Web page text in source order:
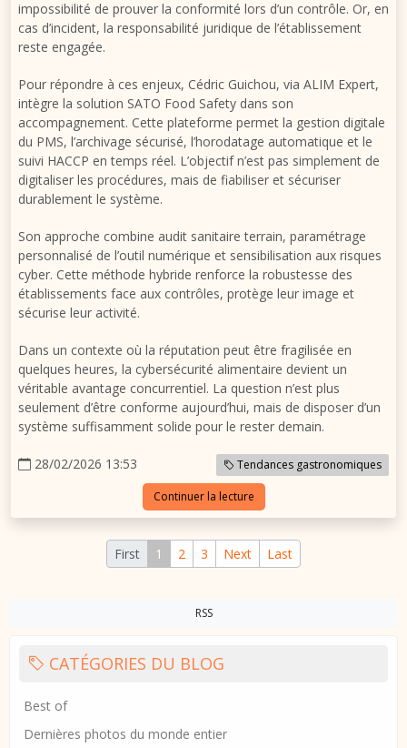
impossibilité de prouver la conformité lors d’un contrôle. Or, en
cas d’incident, la responsabilité juridique de l’établissement
reste engagée.
Pour répondre à ces enjeux, Cédric Guichou, via ALIM Expert,
intègre la solution SATO Food Safety dans son
accompagnement. Cette plateforme permet la gestion digitale
du PMS, l’archivage sécurisé, l’horodatage automatique et le
suivi HACCP en temps réel. L’objectif n’est pas simplement de
digitaliser les procédures, mais de fiabiliser et sécuriser
durablement le système.
Son approche combine audit sanitaire terrain, paramétrage
personnalisé de l’outil numérique et sensibilisation aux risques
cyber. Cette méthode hybride renforce la robustesse des
établissements face aux contrôles, protège leur image et
sécurise leur activité.
Dans un contexte où la réputation peut être fragilisée en
quelques heures, la cybersécurité alimentaire devient un
véritable avantage concurrentiel. La question n’est plus
seulement d’être conforme aujourd’hui, mais de disposer d’un
système suffisamment solide pour le rester demain.
28/02/2026 13:53 Tendances gastronomiques
Continuer la lecture
First 1 2 3 Next Last
RSS
CATÉGORIES DU BLOG
Best of
Dernières photos du monde entier